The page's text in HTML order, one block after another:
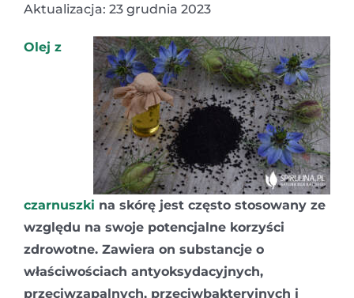
Aktualizacja: 23 grudnia 2023
Olej z
czarnuszki na skórę jest często stosowany ze
względu na swoje potencjalne korzyści
zdrowotne. Zawiera on substancje o
właściwościach antyoksydacyjnych,
przeciwzapalnych, przeciwbakteryjnych i